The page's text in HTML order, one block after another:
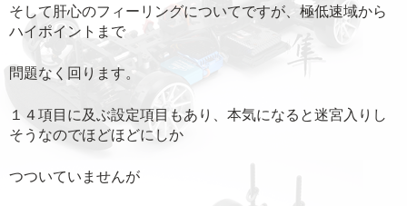
そして肝心のフィーリングについてですが、極低速域から
ハイポイントまで
問題なく回ります。
１４項目に及ぶ設定項目もあり、本気になると迷宮入りし
そうなのでほどほどにしか
つついていませんが